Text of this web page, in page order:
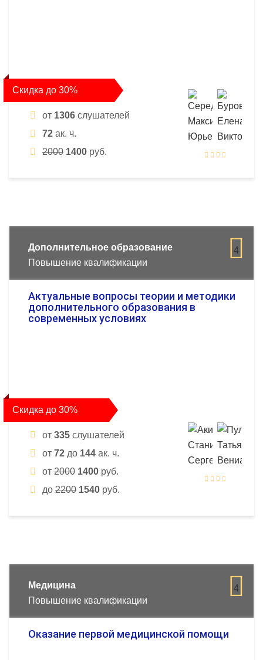
Скидка до 30%
от 1306 слушателей
72 ак. ч.
2000 1400 руб.
4
Дополнительное образование
Повышение квалификации
Актуальные вопросы теории и методики
дополнительного образования в
современных условиях
Скидка до 30%
от 335 слушателей
от 72 до 144 ак. ч.
от 2000 1400 руб.
до 2200 1540 руб.
4
Медицина
Повышение квалификации
Оказание первой медицинской помощи